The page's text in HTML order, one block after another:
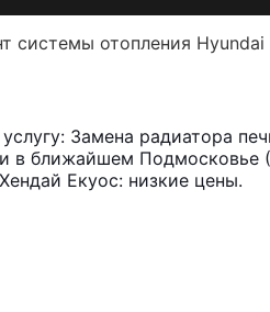
системы отопления Hyundai
Замена радиатора
в ближайшем
Екуос: низкие цены.